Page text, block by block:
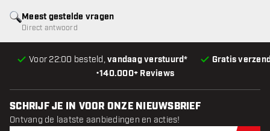
•140.000+ Reviews
Voor 22:00 besteld,vandaag verstuurd* Gratis
Meest gestelde vragen
Direct antwoord
SCHRIJF JE IN VOOR ONZE NIEUWSBRIEF
Ontvang de laatste aanbiedingen en acties!